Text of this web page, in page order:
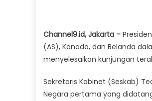
Channel9.id, Jakarta –
(AS), Kanada, dan Belanda
menyelesaikan kunjungan
Sekretaris Kabinet (Seskab)
Negara pertama yang